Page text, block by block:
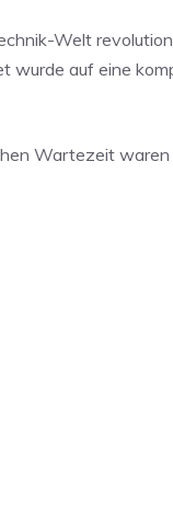
Welt
wurde auf eine
Wartezeit waren